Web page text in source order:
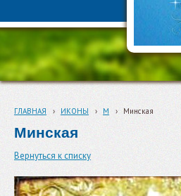
ГЛАВНАЯ › ИКОНЫ › М › Минская
Минская
Вернуться к списку